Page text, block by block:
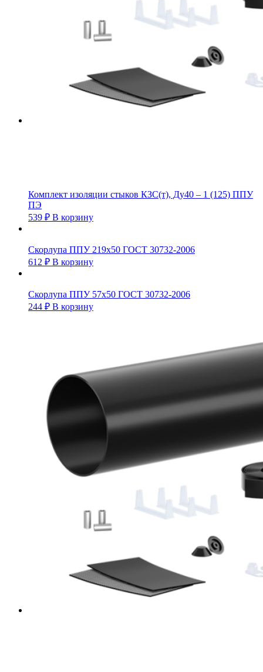
Комплект изоляции стыков КЗС(т), Ду40 – 1 (125) ППУ
ПЭ
539 ₽ В корзину
Скорлупа ППУ 219х50 ГОСТ 30732-2006
612 ₽ В корзину
Скорлупа ППУ 57х50 ГОСТ 30732-2006
244 ₽ В корзину